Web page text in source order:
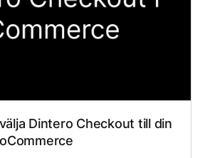
Dintero Checkout till din